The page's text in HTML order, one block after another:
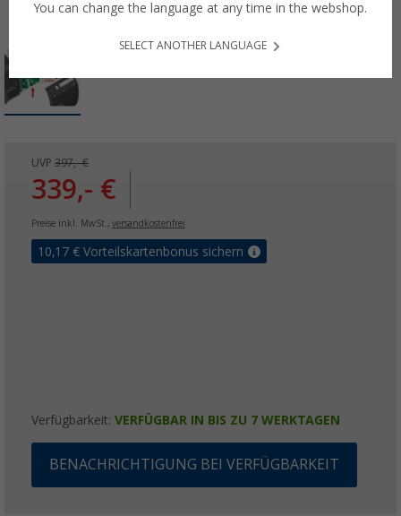
UVP 397,- €
339,- €
Preise inkl. MwSt., versandkostenfrei
10,17 € Vorteilskartenbonus sichern
Verfügbarkeit: VERFÜGBAR IN BIS ZU 7 WERKTAGEN
BENACHRICHTIGUNG BEI VERFÜGBARKEIT
You can change the language at any time in the webshop.
SELECT ANOTHER LANGUAGE